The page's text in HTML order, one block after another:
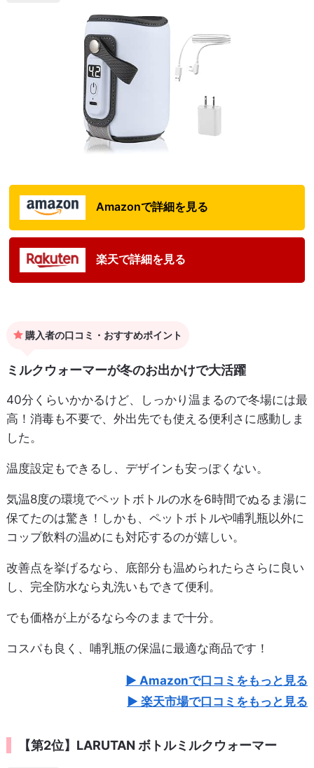
Amazonで詳細を見る
楽天で詳細を見る
購入者の口コミ・おすすめポイント
ミルクウォーマーが冬のお出かけで大活躍
40分くらいかかるけど、しっかり温まるので冬場には最
高！消毒も不要で、外出先でも使える便利さに感動しま
した。
温度設定もできるし、デザインも安っぽくない。
気温8度の環境でペットボトルの水を6時間でぬるま湯に
保てたのは驚き！しかも、ペットボトルや哺乳瓶以外に
コップ飲料の温めにも対応するのが嬉しい。
改善点を挙げるなら、底部分も温められたらさらに良い
し、完全防水なら丸洗いもできて便利。
でも価格が上がるなら今のままで十分。
コスパも良く、哺乳瓶の保温に最適な商品です！
Amazonで口コミをもっと見る
楽天市場で口コミをもっと見る
【第2位】LARUTAN ボトルミルクウォーマー